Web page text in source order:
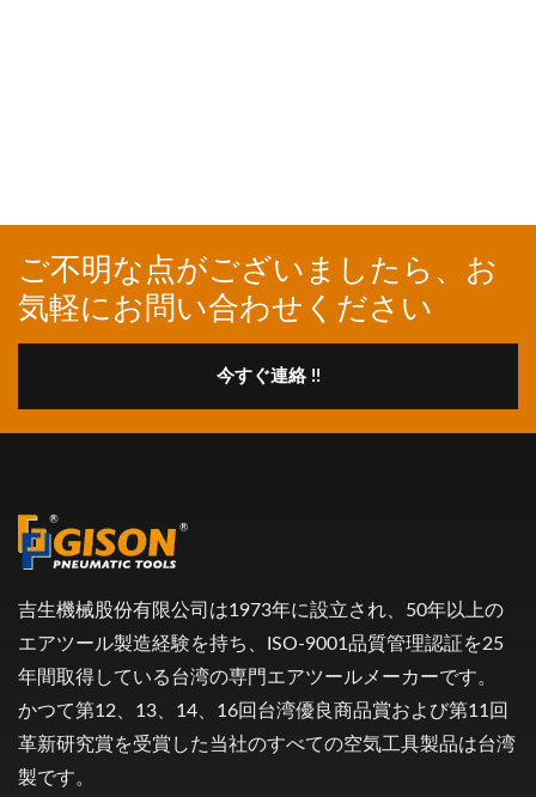
ご不明な点がございましたら、お
気軽にお問い合わせください
今すぐ連絡 !!
吉生機械股份有限公司は1973年に設立され、50年以上の
エアツール製造経験を持ち、ISO-9001品質管理認証を25
年間取得している台湾の専門エアツールメーカーです。
かつて第12、13、14、16回台湾優良商品賞および第11回
革新研究賞を受賞した当社のすべての空気工具製品は台湾
製です。